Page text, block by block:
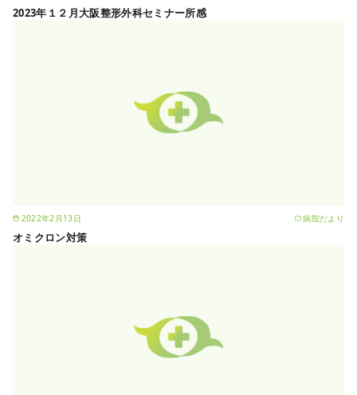
2023年１２月大阪整形外科セミナー所感
2022年2月13日 病院だより
オミクロン対策